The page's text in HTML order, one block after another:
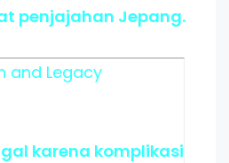
penjajahan Jepang.
and Legacy
karena komplikasi